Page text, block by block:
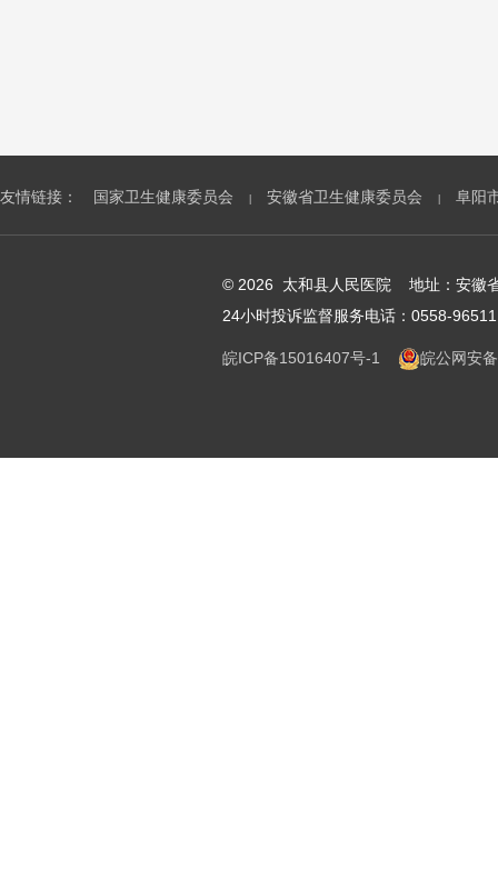
友情链接： 国家卫生健康委员会 安徽省卫生健康委员会 阜阳
© 2026 太和县人民医院 地址：安徽
24小时投诉监督服务电话：0558-96511
皖ICP备15016407号-1 皖公网安